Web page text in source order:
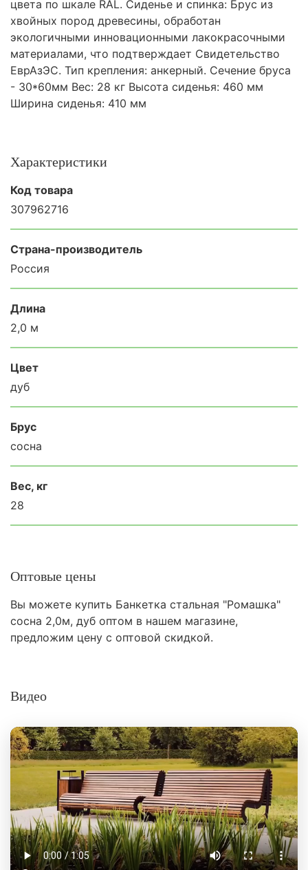
цвета по шкале RAL. Сиденье и спинка: Брус из
хвойных пород древесины, обработан
экологичными инновационными лакокрасочными
материалами, что подтверждает Свидетельство
ЕврАзЭС. Тип крепления: анкерный. Сечение бруса
- 30*60мм Вес: 28 кг Высота сиденья: 460 мм
Ширина сиденья: 410 мм
Характеристики
Код товара
307962716
Страна-производитель
Россия
Длина
2,0 м
Цвет
дуб
Брус
сосна
Вес, кг
28
Оптовые цены
Вы можете купить Банкетка стальная "Ромашка"
сосна 2,0м, дуб оптом в нашем магазине,
предложим цену с оптовой скидкой.
Видео